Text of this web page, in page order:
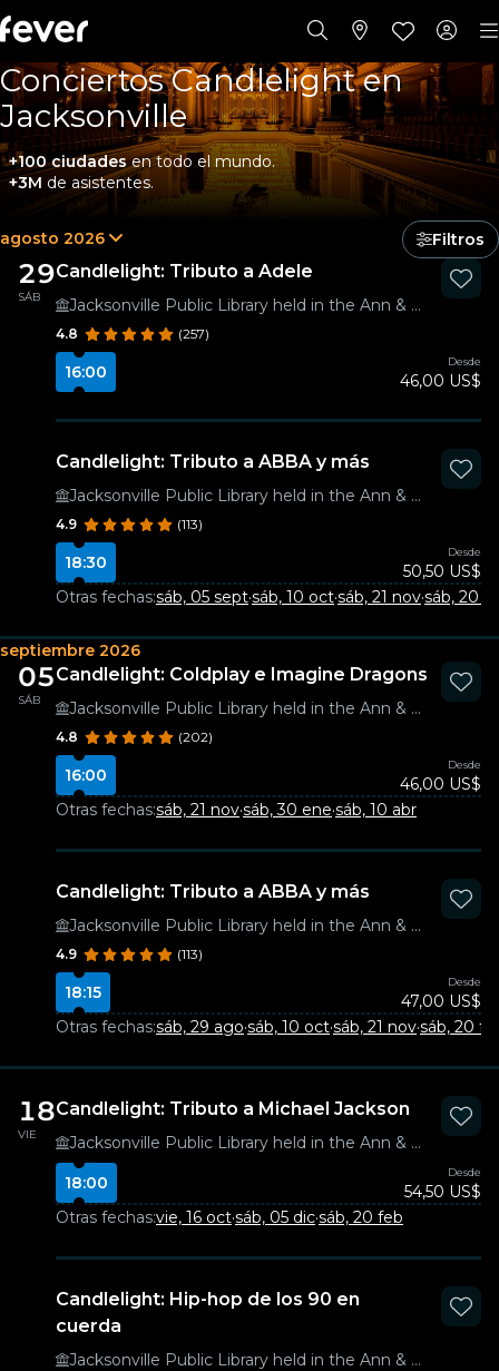
Conciertos Candlelight en
Jacksonville
+100 ciudadesen todo el mundo.
+3M de asistentes.
agosto 2026 Filtros
29
SÁB
Candlelight: Tributo a Adele
Jacksonville Public Library held in the Ann & David Hicks Auditorium
4.8 (257)
16:00
Desde
46,00 US$
Candlelight: Tributo a ABBA y más
Jacksonville Public Library held in the Ann & David Hicks Auditorium
4.9 (113)
18:30
Desde
50,50 US$
Otras fechas:sáb, 05 sept·sáb, 10 oct·sáb, 21 nov·sáb, 20
septiembre 2026
05
SÁB
Candlelight: Coldplay e Imagine Dragons
Jacksonville Public Library held in the Ann & David Hicks Auditorium
4.8 (202)
16:00
Desde
46,00 US$
Otras fechas:sáb, 21 nov·sáb, 30 ene·sáb, 10 abr
Candlelight: Tributo a ABBA y más
Jacksonville Public Library held in the Ann & David Hicks Auditorium
4.9 (113)
18:15
Desde
47,00 US$
Otras fechas:sáb, 29 ago·sáb, 10 oct·sáb, 21 nov·sáb, 20
18
VIE
Candlelight: Tributo a Michael Jackson
Jacksonville Public Library held in the Ann & David Hicks Auditorium
18:00
Desde
54,50 US$
Otras fechas:vie, 16 oct·sáb, 05 dic·sáb, 20 feb
Candlelight: Hip-hop de los 90 en
cuerda
Jacksonville Public Library held in the Ann & David Hicks Auditorium